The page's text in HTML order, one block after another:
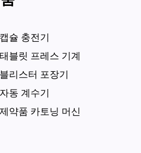
태블릿 프레스 기계
블리스터 포장기
자동 계수기
제약품 카토닝 머신